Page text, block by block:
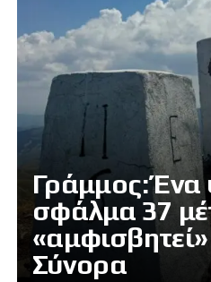
Γράμμος:
σφάλμα 37
Σύνορα